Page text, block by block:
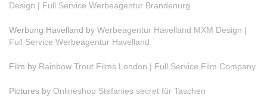
Design | Full Service Werbeagentur Brandenurg
Werbung Havelland by Werbeagentur Havelland MXM Design |
Full Service Werbeagentur Havelland
Film by Rainbow Trout Films London | Full Service Film Company
Pictures by Onlineshop Stefanies secret für Taschen